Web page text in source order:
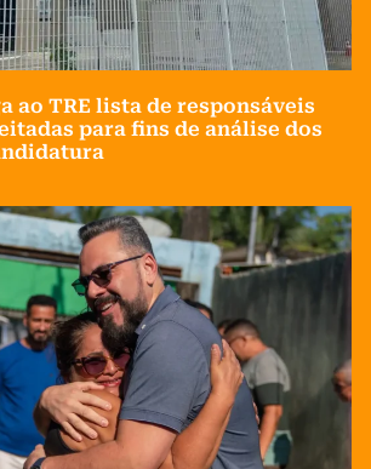
ao TRE lista de responsáveis
para fins de análise dos